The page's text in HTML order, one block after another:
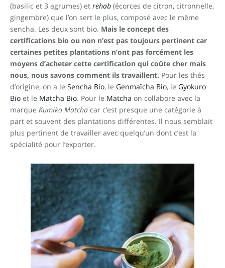
(basilic et 3 agrumes) et rehab (écorces de citron, citronnelle,
gingembre) que l’on sert le plus, composé avec le même
sencha. Les deux sont bio. Mais le concept des
certifications bio ou non n’est pas toujours pertinent car
certaines petites plantations n’ont pas forcément les
moyens d’acheter cette certification qui coûte cher mais
nous, nous savons comment ils travaillent. Pour les thés
d’origine, on a le Sencha Bio, le Genmaïcha Bio, le Gyokuro
Bio et le Matcha Bio. Pour le Matcha on collabore avec la
marque Kumiko Matcha car c’est presque une catégorie à
part et souvent des plantations différentes. Il nous semblait
plus pertinent de travailler avec quelqu’un dont c’est la
spécialité pour l’exporter.